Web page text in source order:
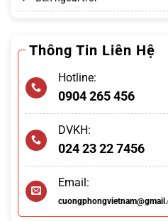
Thông Tin Liên Hệ
Hotline:
0904 265 456
DVKH:
024 23 22 7456
Email: